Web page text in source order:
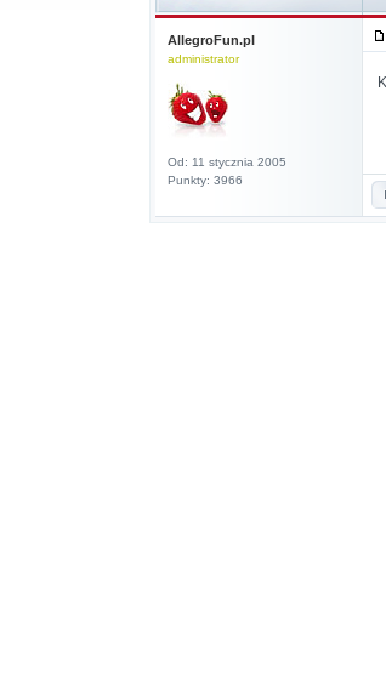
AllegroFun.pl
administrator
Od: 11 stycznia 2005
Punkty: 3966